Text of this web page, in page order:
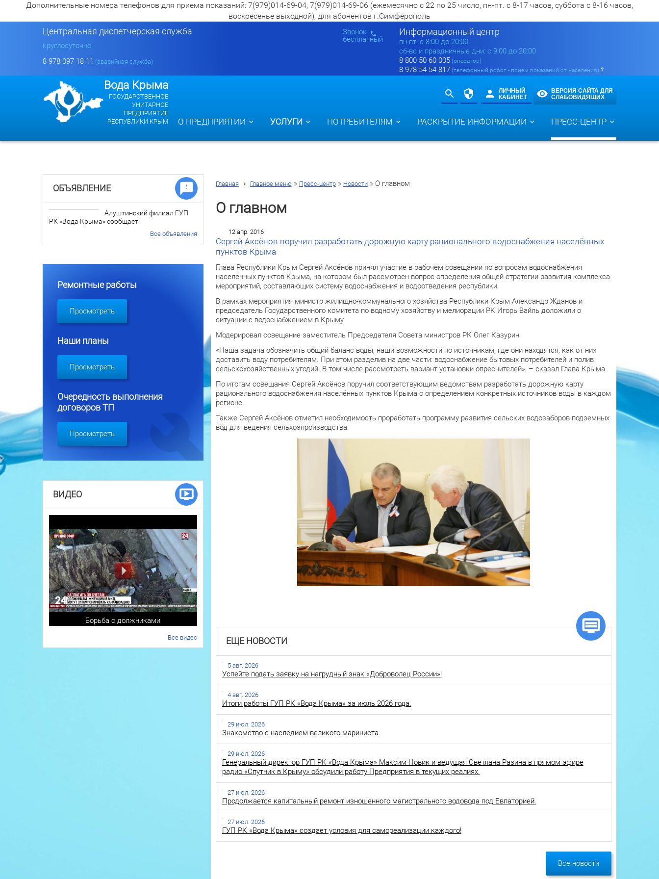
Дополнительные номера телефонов для приема показаний: 7(979)014-69-04, 7(979)014-69-06 (ежемесячно с 22 по 25 число, пн-пт. с 8-17 часов, суббота с 8-16 часов,
воскресенье выходной), для абонентов г.Симферополь
Информационный центр
пн-пт: c 8:00 до 20:00
сб-вс и праздничные дни: с 9:00 до 20:00
8 800 50 60 005 (оператор)
8 978 54 54 817 (телефонный робот - прием показаний от населения) ?
Звонок
бесплатный
Центральная диспетчерская служба
круглосуточно
8 978 097 18 11 (аварийная служба)
Вода Крыма
ГОСУДАРСТВЕННОЕ
УНИТАРНОЕ
ПРЕДПРИЯТИЕ
РЕСПУБЛИКИ КРЫМ
ЛИЧНЫЙ
КАБИНЕТ
ВЕРСИЯ САЙТА ДЛЯ
СЛАБОВИДЯЩИХ
О ПРЕДПРИЯТИИ УСЛУГИ ПОТРЕБИТЕЛЯМ РАСКРЫТИЕ ИНФОРМАЦИИ ПРЕСС-ЦЕНТР
Главная Главное меню » Пресс-центр» Новости» О главном
О главном
12 апр. 2016
Сергей Аксёнов поручил разработать дорожную карту рационального водоснабжения населённых
пунктов Крыма
Глава Республики Крым Сергей Аксёнов принял участие в рабочем совещании по вопросам водоснабжения
населённых пунктов Крыма, на котором был рассмотрен вопрос определения общей стратегии развития комплекса
мероприятий, составляющих систему водоснабжения и водоотведения республики.
В рамках мероприятия министр жилищно-коммунального хозяйства Республики Крым Александр Жданов и
председатель Государственного комитета по водному хозяйству и мелиорации РК Игорь Вайль доложили о
ситуации с водоснабжением в Крыму.
Модерировал совещание заместитель Председателя Совета министров РК Олег Казурин.
«Наша задача обозначить общий баланс воды, наши возможности по источникам, где они находятся, как от них
доставить воду потребителям. При этом разделив на две части: водоснабжение бытовых потребителей и полив
сельскохозяйственных угодий. В том числе рассмотреть вариант установки опреснителей», – сказал Глава Крыма.
По итогам совещания Сергей Аксёнов поручил соответствующим ведомствам разработать дорожную карту
рационального водоснабжения населённых пунктов Крыма с определением конкретных источников воды в каждом
регионе.
Также Сергей Аксёнов отметил необходимость проработать программу развития сельских водозаборов подземных
вод для ведения сельхозпроизводства.
ЕЩЕ НОВОСТИ
5 авг. 2026
Успейте подать заявку на нагрудный знак «Доброволец России»!
4 авг. 2026
Итоги работы ГУП РК «Вода Крыма» за июль 2026 года.
29 июл. 2026
Знакомство с наследием великого мариниста.
29 июл. 2026
Генеральный директор ГУП РК «Вода Крыма» Максим Новик и ведущая Светлана Разина в прямом эфире
радио «Спутник в Крыму» обсудили работу Предприятия в текущих реалиях.
27 июл. 2026
Продолжается капитальный ремонт изношенного магистрального водовода под Евпаторией.
27 июл. 2026
ГУП РК «Вода Крыма» создает условия для самореализации каждого!
Все новости
ОБЪЯВЛЕНИЕ
Алуштинский филиал ГУП
РК «Вода Крыма» сообщает!
Все объявления
Ремонтные работы
Просмотреть
Наши планы
Просмотреть
Очередность выполнения
договоров ТП
Просмотреть
ВИДЕО
Борьба с должниками
Все видео